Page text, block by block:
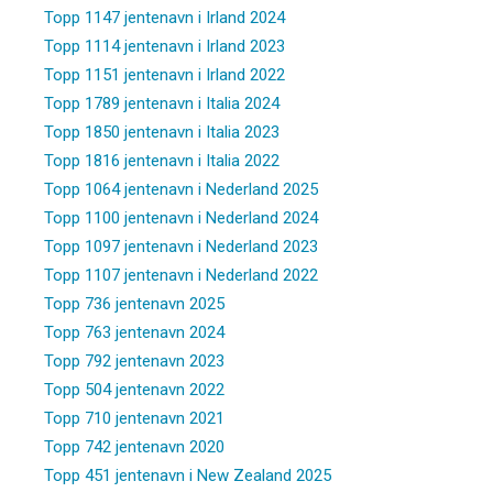
Topp 1147 jentenavn i Irland 2024
Topp 1114 jentenavn i Irland 2023
Topp 1151 jentenavn i Irland 2022
Topp 1789 jentenavn i Italia 2024
Topp 1850 jentenavn i Italia 2023
Topp 1816 jentenavn i Italia 2022
Topp 1064 jentenavn i Nederland 2025
Topp 1100 jentenavn i Nederland 2024
Topp 1097 jentenavn i Nederland 2023
Topp 1107 jentenavn i Nederland 2022
Topp 736 jentenavn 2025
Topp 763 jentenavn 2024
Topp 792 jentenavn 2023
Topp 504 jentenavn 2022
Topp 710 jentenavn 2021
Topp 742 jentenavn 2020
Topp 451 jentenavn i New Zealand 2025